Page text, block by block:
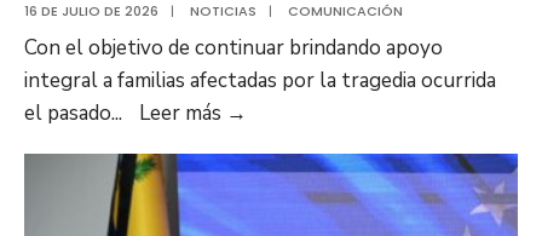
16 DE JULIO DE 2026 | NOTICIAS | COMUNICACIÓN
Con el objetivo de continuar brindando apoyo
integral a familias afectadas por la tragedia ocurrida
el pasado... Leer más →
nuevo
cargamento